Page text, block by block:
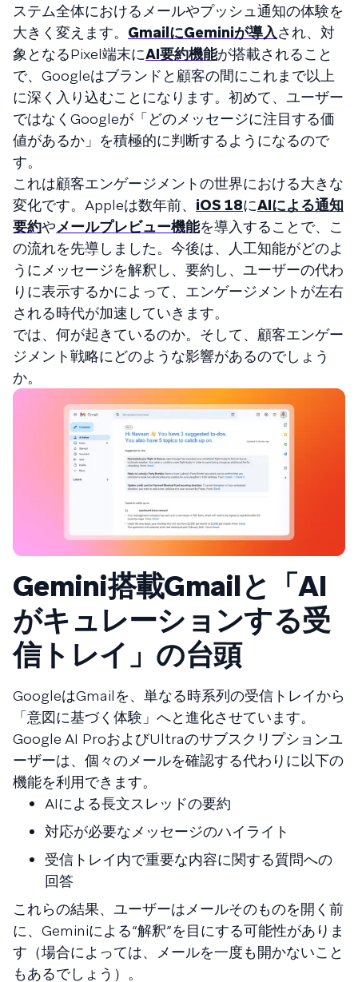
ステム全体におけるメールやプッシュ通知の体験を
大きく変えます。 GmailにGeminiが導入され、対
象となるPixel端末にAI要約機能が搭載されること
で、Googleはブランドと顧客の間にこれまで以上
に深く入り込むことになります。初めて、ユーザー
ではなくGoogleが「どのメッセージに注目する価
値があるか」を積極的に判断するようになるので
す。
これは顧客エンゲージメントの世界における大きな
変化です。Appleは数年前、 iOS 18にAIによる通知
要約やメールプレビュー機能を導入することで、こ
の流れを先導しました。今後は、人工知能がどのよ
うにメッセージを解釈し、要約し、ユーザーの代わ
りに表示するかによって、エンゲージメントが左右
される時代が加速していきます。
では、何が起きているのか。そして、顧客エンゲー
ジメント戦略にどのような影響があるのでしょう
か。
Gemini搭載Gmailと「AI
がキュレーションする受
信トレイ」の台頭
GoogleはGmailを、単なる時系列の受信トレイから
「意図に基づく体験」へと進化させています。
Google AI ProおよびUltraのサブスクリプションユ
ーザーは、個々のメールを確認する代わりに以下の
機能を利用できます。
AIによる長文スレッドの要約
対応が必要なメッセージのハイライト
受信トレイ内で重要な内容に関する質問への
回答
これらの結果、ユーザーはメールそのものを開く前
に、Geminiによる“解釈”を目にする可能性がありま
す（場合によっては、メールを一度も開かないこと
もあるでしょう）。